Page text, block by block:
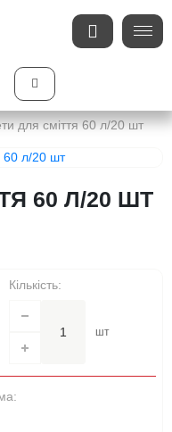
для сміття 60 л/20 шт
60 Л/20 ШТ
Кількість:
шт